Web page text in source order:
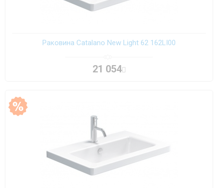
Раковина Catalano New Light 62 162LI00
21 054